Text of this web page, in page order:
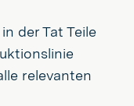
der Tat Teile
relevanten